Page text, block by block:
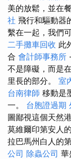
美的放鬆，並在
社 飛行和驅動器
繫在一起，我們
二手攤車回收 此
合 會計師事務所
不是障礙，而是
里長的部分。 室
台南律師 移動是
一。 台胞證過期
圖鄙視這個天然
莫維爾印第安人
拉巴馬州白人的
公司 除蟲公司 華